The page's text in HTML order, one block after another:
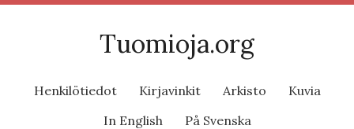
Tuomioja.org
Henkilötiedot Kirjavinkit Arkisto
Kuvia
In English
På Svenska